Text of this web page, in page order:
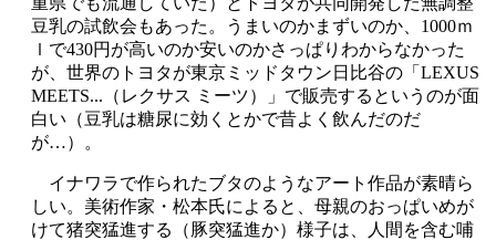
豆乳の試飲会もあった。うまいのかまずいのか、1000ｍ
ｌで430円が高いのか安いのかさっぱりわからなかった
が、世界のトヨタが東京ミッドタウン日比谷の「LEXUS
MEETS...（レクサス ミーツ）」で販売するというのが面
白い（豆乳は糖尿に効くとかで昔よく飲んだのだ
が…）。
イナワラで作られたブタのようなアート作品が素晴ら
しい。美術作家・松本氏によると、母親のおっぱいめが
けて猪突猛進する（豚突猛進か）様子は、人間を含む哺